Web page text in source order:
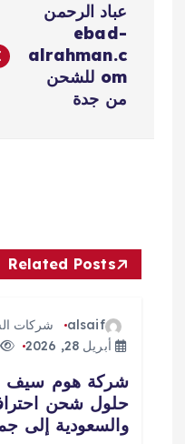
ص
م
عباد الرحمن
ebad-
alrahman.c
om للشحن
من جدة
Related Posts
alsaif
شركات
أبريل 28, 2026
شركة هوم سيف
حلول شحن
والسعودية إلى